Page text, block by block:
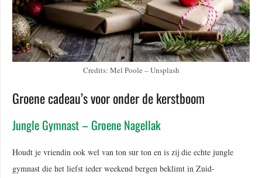
Credits: Mel Poole – Unsplash
Groene cadeau’s voor onder de kerstboom
Jungle Gymnast – Groene Nagellak
Houdt je vriendin ook wel van ton sur ton en is zij die echte jungle
gymnast die het liefst ieder weekend bergen beklimt in Zuid-